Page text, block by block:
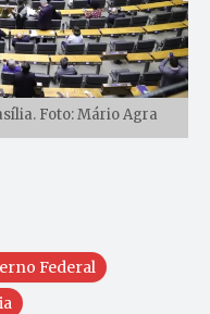
Foto: Mário Agra
Federal